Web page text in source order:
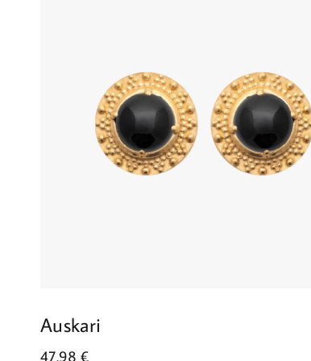
Auskari
47.98€